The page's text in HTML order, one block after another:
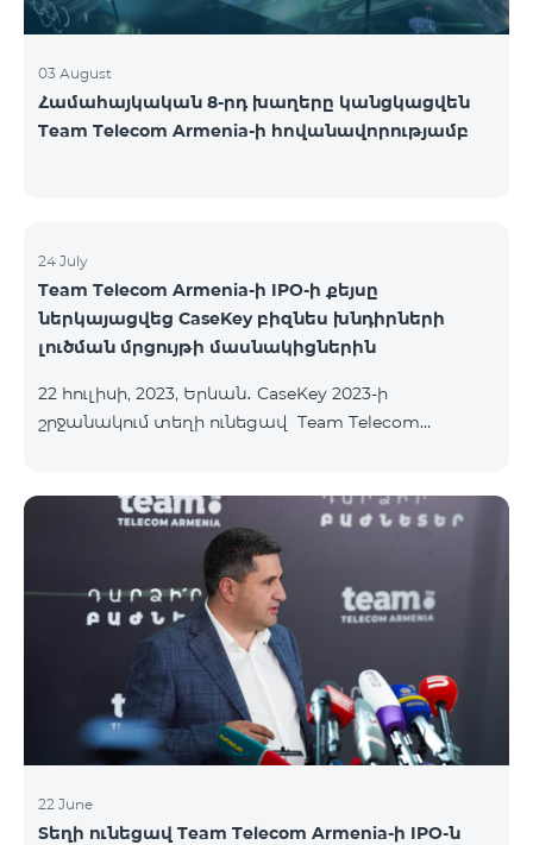
03 August
Համահայկական 8-րդ խաղերը կանցկացվեն
Team Telecom Armenia-ի հովանավորությամբ
24 July
Team Telecom Armenia-ի IPO-ի քեյսը
ներկայացվեց CaseKey բիզնես խնդիրների
լուծման մրցույթի մասնակիցներին
22 հուլիսի, 2023, Երևան․ CaseKey 2023-ի
շրջանակում տեղի ունեցավ Team Telecom
Հայաստանի տարբեր բուհերից շուրջ 200
երիտասարդներ ծանոթացան առաջնային
հրապարակային տեղաբաշխման բոլոր
մանրամասներին ու թիմերին տրամադրվեց
ընկերության զարգացման ռազմավարական
խնդիրը։ Լուծումներ առաջարկելու համար թիմերն
ունենալու են ընդամենը 72 ժամ։ Հաջողություն
մաղթելով մրցույթի մասնակիցներին Team
Telecom Armenia-ի գլխավոր տնօրեն Հայկ
Եսայանը նշեց, որ
22 June
Տեղի ունեցավ Team Telecom Armenia-ի IPO-ն